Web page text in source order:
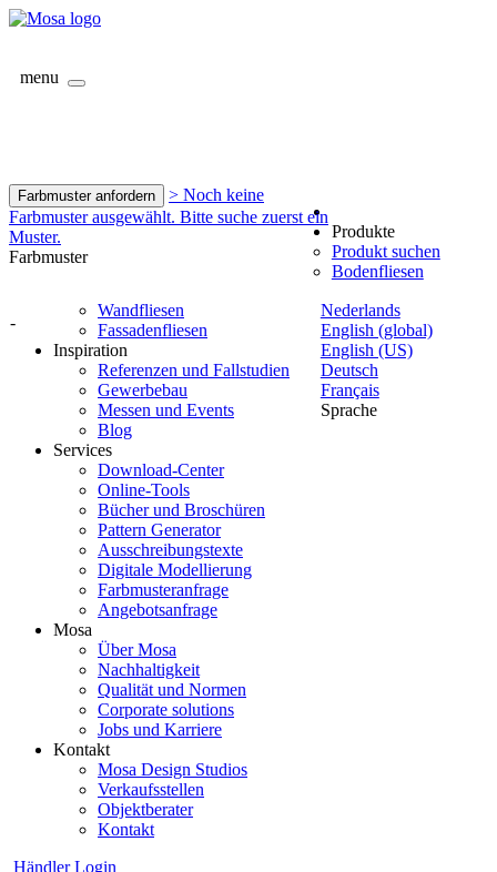
menu
Farbmuster anfordern
> Noch keine
Farbmuster ausgewählt. Bitte suche zuerst ein
Muster.
Farbmuster
-
Nederlands
English (global)
English (US)
Deutsch
Français
Sprache
Produkte
Produkt suchen
Bodenfliesen
Wandfliesen
Fassadenfliesen
Inspiration
Referenzen und Fallstudien
Gewerbebau
Messen und Events
Blog
Services
Download-Center
Online-Tools
Bücher und Broschüren
Pattern Generator
Ausschreibungstexte
Digitale Modellierung
Farbmusteranfrage
Angebotsanfrage
Mosa
Über Mosa
Nachhaltigkeit
Qualität und Normen
Corporate solutions
Jobs und Karriere
Kontakt
Mosa Design Studios
Verkaufsstellen
Objektberater
Kontakt
Händler Login